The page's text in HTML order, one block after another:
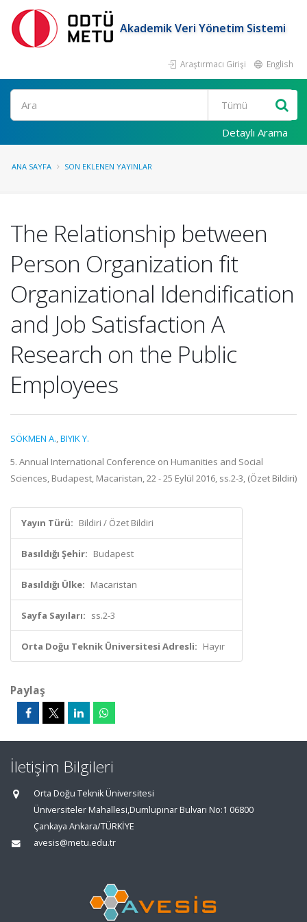
Akademik Veri Yönetim Sistemi
Araştırmacı Girişi English
Ara
Detaylı Arama
ANA SAYFA SON EKLENEN YAYINLAR
The Relationship between
Person Organization fit
Organizational Idendification
and Job Satisfaction A
Research on the Public
Employees
SÖKMEN A.,BIYIK Y.
5. Annual International Conference on Humanities and Social
Sciences, Budapest, Macaristan, 22 - 25 Eylül 2016, ss.2-3, (Özet Bildiri)
Yayın Türü: Bildiri / Özet Bildiri
Basıldığı Şehir: Budapest
Basıldığı Ülke: Macaristan
Sayfa Sayıları: ss.2-3
Orta Doğu Teknik Üniversitesi Adresli: Hayır
Paylaş
İletişim Bilgileri
Orta Doğu Teknik Üniversitesi
Üniversiteler Mahallesi,Dumlupınar Bulvarı No:1 06800
Çankaya Ankara/TÜRKİYE
avesis@metu.edu.tr